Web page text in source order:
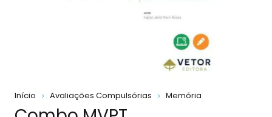
Início Avaliações Compulsórias Memória